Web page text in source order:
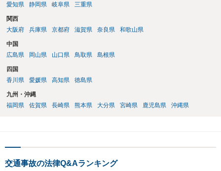
愛知県
静岡県 岐阜県 三重県
関西
大阪府
兵庫県 京都府 滋賀県 奈良県 和歌山県
中国
広島県
岡山県 山口県 鳥取県 島根県
四国
香川県
愛媛県 高知県 徳島県
九州・沖縄
福岡県
佐賀県 長崎県 熊本県 大分県 宮崎県 鹿児島県 沖縄県
交通事故の法律Q&Aランキング